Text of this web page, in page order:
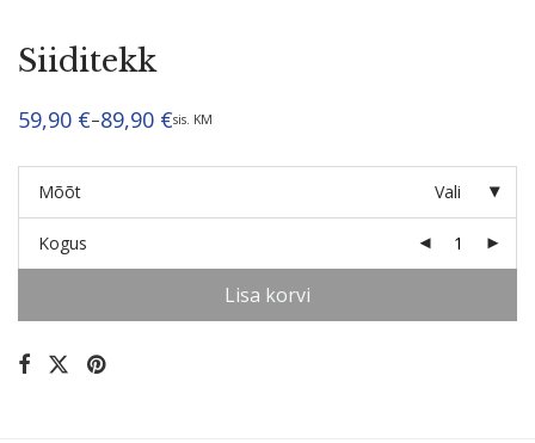
Siiditekk
59,90 €–89,90 €
Hinnavahemik: sis. KM
Mõõt Vali
Kogus
Lisa korvi